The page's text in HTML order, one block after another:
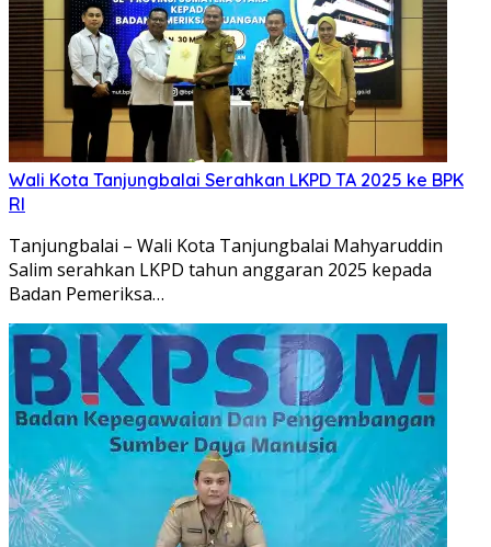
Wali Kota Tanjungbalai Serahkan LKPD TA 2025 ke BPK
RI
Tanjungbalai – Wali Kota Tanjungbalai Mahyaruddin
Salim serahkan LKPD tahun anggaran 2025 kepada
Badan Pemeriksa…